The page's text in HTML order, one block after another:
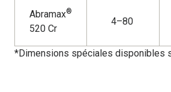
Abramax®
520 Cr
4–80
*Dimensions spéciales disponibles